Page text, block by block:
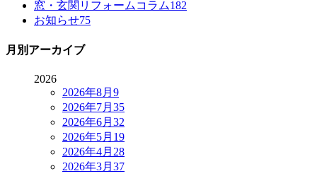
窓・玄関リフォームコラム182
お知らせ75
月別アーカイブ
2026
2026年8月 9
2026年7月 35
2026年6月 32
2026年5月 19
2026年4月 28
2026年3月 37